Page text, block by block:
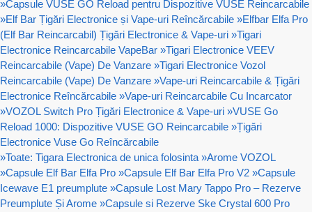
»Capsule VUSE GO Reload pentru Dispozitive VUSE Reincarcabile
»Elf Bar Țigări Electronice și Vape-uri Reîncărcabile »Elfbar Elfa Pro
(Elf Bar Reincarcabil) Țigări Electronice & Vape-uri »Tigari
Electronice Reincarcabile VapeBar »Tigari Electronice VEEV
Reincarcabile (Vape) De Vanzare »Tigari Electronice Vozol
Reincarcabile (Vape) De Vanzare »Vape-uri Reincarcabile & Țigări
Electronice Reîncărcabile »Vape-uri Reincarcabile Cu Incarcator
»VOZOL Switch Pro Țigări Electronice & Vape-uri »VUSE Go
Reload 1000: Dispozitive VUSE GO Reincarcabile »Țigări
Electronice Vuse Go Reîncărcabile
»Toate: Tigara Electronica de unica folosinta »Arome VOZOL
»Capsule Elf Bar Elfa Pro »Capsule Elf Bar Elfa Pro V2 »Capsule
Icewave E1 preumplute »Capsule Lost Mary Tappo Pro – Rezerve
Preumplute Și Arome »Capsule si Rezerve Ske Crystal 600 Pro